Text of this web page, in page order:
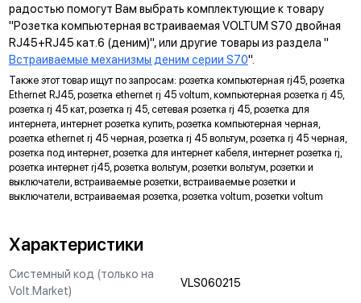
многопостовые рамки как по горизонтали, так и по вертикали.
ДИАГОНАЛЬНЫЕ ОТВЕРСТИЯ СУППОРТА
Предназначены для удобного крепления механизмов в
нестандартных условиях, не требующих применения
подрозетников.
МАРКИРОВКА
Метка для точного определения длины зачистки изоляции
проводов, упрощающая и ускоряющая процесс монтажа.
АНКЕРНОЕ КРЕПЛЕНИЕ
монтажу и не выпадая из свободного положения.
ЗАЩИТА
Механизм выполнен с учетом защиты проводов от
радостью помогут Вам выбрать комплектующие к товару
"Розетка компьютерная встраиваемая VOLTUM S70 двойная
RJ45+RJ45 кат.6 (деним)", или другие товары из раздела "
Встраиваемые механизмы деним серии S70".
Также этот товар ищут по запросам: розетка компьютерная rj45, розетка
Ethernet RJ45, розетка ethernet rj 45 voltum, компьютерная розетка rj 45,
розетка rj 45 кат, розетка rj 45, сетевая розетка rj 45, розетка для
интернета, интернет розетка купить, розетка компьютерная черная,
розетка ethernet rj 45 черная, розетка rj 45 вольтум, розетка rj 45 черная,
розетка под интернет, розетка для интернет кабеля, интернет розетка rj,
розетка интернет rj45, розетка вольтум, розетки вольтум, розетки и
выключатели, встраиваемые розетки, встраиваемые розетки и
выключатели, встраиваемая розетка, розетка voltum, розетки voltum
Характеристики
Системный код (только на
Volt.Market)
VLS060215